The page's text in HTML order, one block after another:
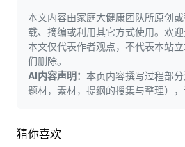
本文内容由家庭大健康团队所原创
载、摘编或利用其它方式使用。欢迎
本文仅代表作者观点，不代表本站
们删除。
AI内容声明： 本页内容撰写过程部
题材，素材，提纲的搜集与整理），
猜你喜欢